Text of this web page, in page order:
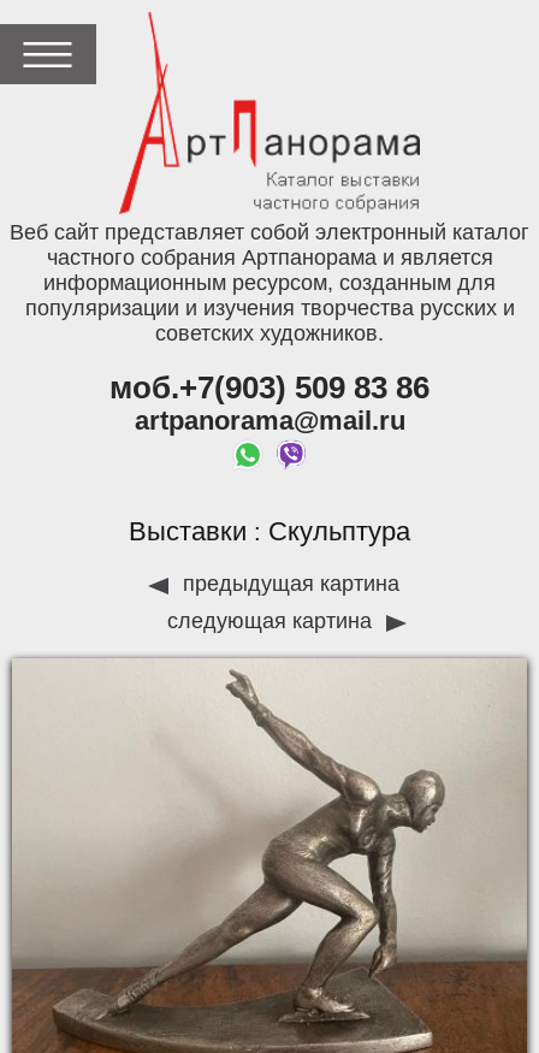
Веб сайт представляет собой электронный каталог
частного собрания Артпанорама и является
информационным ресурсом, созданным для
популяризации и изучения творчества русских и
советских художников.
моб.+7(903) 509 83 86
artpanorama@mail.ru
Выставки : Скульптура
предыдущая картина
следующая картина